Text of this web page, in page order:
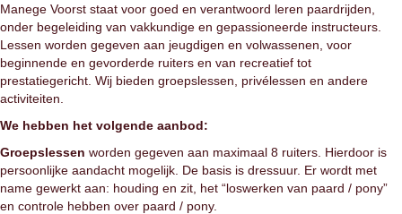
Manege Voorst staat voor goed en verantwoord leren paardrijden,
onder begeleiding van vakkundige en gepassioneerde instructeurs.
Lessen worden gegeven aan jeugdigen en volwassenen, voor
beginnende en gevorderde ruiters en van recreatief tot
prestatiegericht. Wij bieden groepslessen, privélessen en andere
activiteiten.
We hebben het volgende aanbod:
Groepslessen worden gegeven aan maximaal 8 ruiters. Hierdoor is
persoonlijke aandacht mogelijk. De basis is dressuur. Er wordt met
name gewerkt aan: houding en zit, het “loswerken van paard / pony”
en controle hebben over paard / pony.